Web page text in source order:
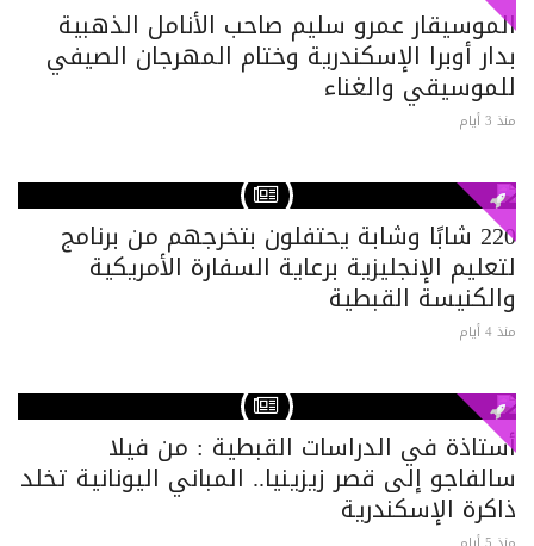
الموسيقار عمرو سليم صاحب الأنامل الذهبية
بدار أوبرا الإسكندرية وختام المهرجان الصيفي
للموسيقي والغناء
منذ 3 أيام
220 شابًا وشابة يحتفلون بتخرجهم من برنامج
لتعليم الإنجليزية برعاية السفارة الأمريكية
والكنيسة القبطية
منذ 4 أيام
أستاذة في الدراسات القبطية : من فيلا
سالفاجو إلى قصر زيزينيا.. المباني اليونانية تخلد
ذاكرة الإسكندرية